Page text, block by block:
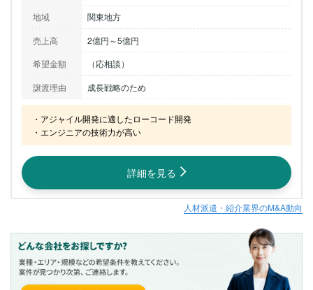
地域
関東地方
売上高
2億円～5億円
希望金額
（応相談）
譲渡理由
成長戦略のため
・アジャイル開発に適したローコード開発
・エンジニアの技術力が高い
詳細を見る
人材派遣・紹介業界のM&A動向